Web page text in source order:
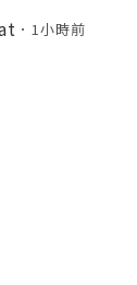
24/7
541-7768
1小時前